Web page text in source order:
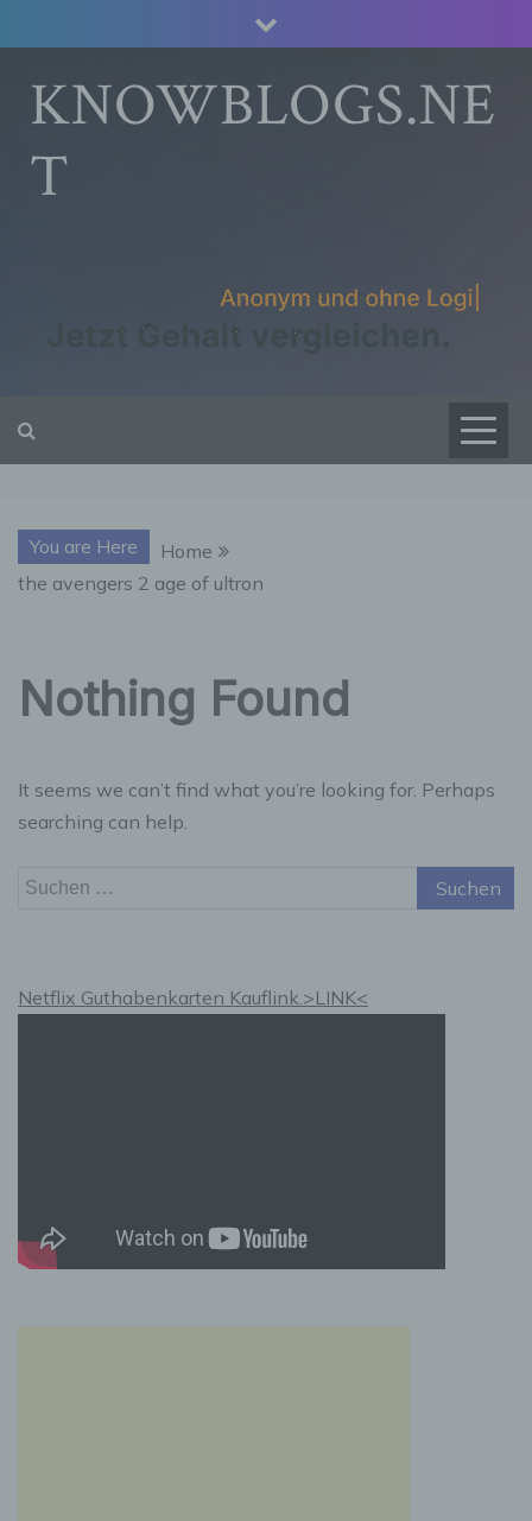
to
contentKNOWBLOGS.NE
T
You are Here
Home
the avengers 2 age of ultron
Nothing Found
It seems we can’t find what you’re looking for. Perhaps
searching can help.
Suchen
Netflix Guthabenkarten Kauflink.>LINK<